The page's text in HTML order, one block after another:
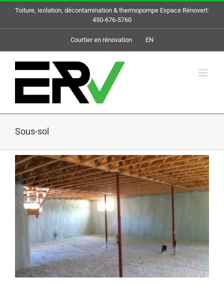
SkipToiture, isolation, décontamination & thermopompe Espace Rénovert:
450-676-5760
Courtier en rénovation EN
Sous-sol